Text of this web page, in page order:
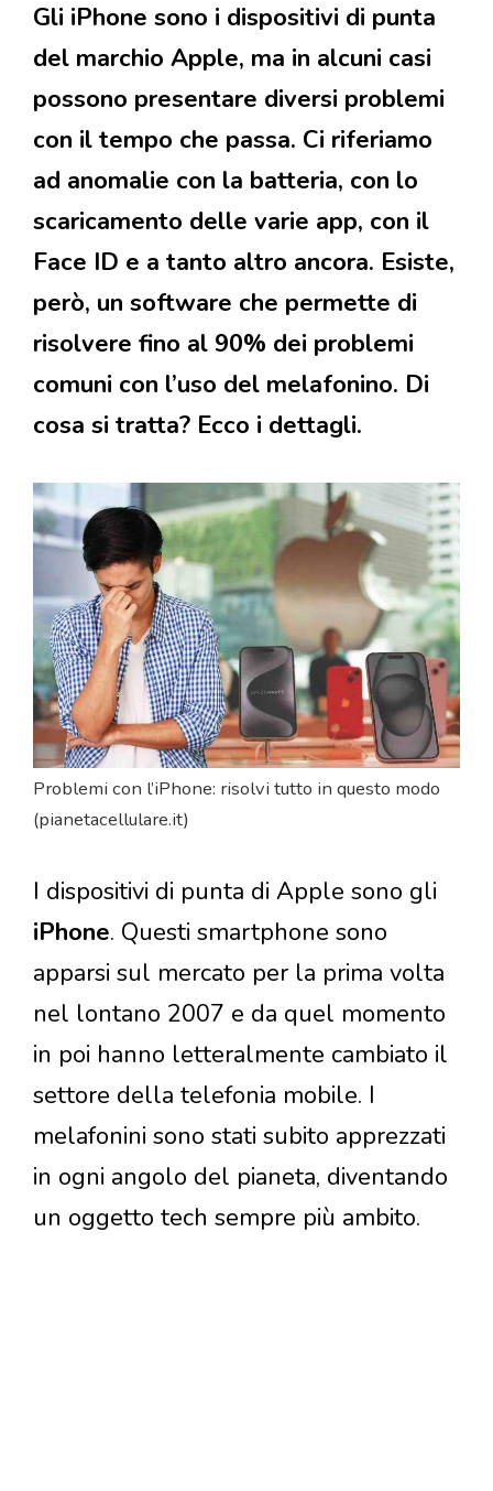
Gli iPhone sono i dispositivi di punta
del marchio Apple, ma in alcuni casi
possono presentare diversi problemi
con il tempo che passa. Ci riferiamo
ad anomalie con la batteria, con lo
scaricamento delle varie app, con il
Face ID e a tanto altro ancora. Esiste,
però, un software che permette di
risolvere fino al 90% dei problemi
comuni con l’uso del melafonino. Di
cosa si tratta? Ecco i dettagli.
Problemi con l’iPhone: risolvi tutto in questo modo
(pianetacellulare.it)
I dispositivi di punta di Apple sono gli
iPhone. Questi smartphone sono
apparsi sul mercato per la prima volta
nel lontano 2007 e da quel momento
in poi hanno letteralmente cambiato il
settore della telefonia mobile. I
melafonini sono stati subito apprezzati
in ogni angolo del pianeta, diventando
un oggetto tech sempre più ambito.